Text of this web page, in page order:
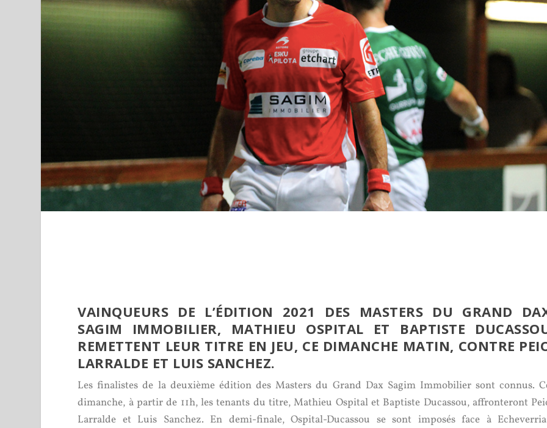
VAINQUEURS DE L’ÉDITION 2021 DES MASTERS DU GRAND
SAGIM IMMOBILIER, MATHIEU OSPITAL ET BAPTISTE
REMETTENT LEUR TITRE EN JEU, CE DIMANCHE MATIN, CONTRE
LARRALDE ET LUIS SANCHEZ.
Les finalistes de la deuxième édition des Masters du Grand Dax Sagim Immobilier sont connus.
dimanche, à partir de 11h, les tenants du titre, Mathieu Ospital et Baptiste Ducassou, affronteront
Larralde et Luis Sanchez. En demi-finale, Ospital-Ducassou se sont imposés face à